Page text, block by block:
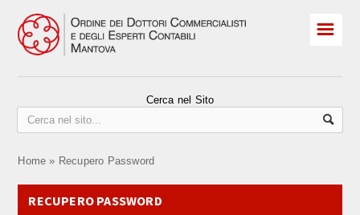
Praticanti
ELEZIONI 2026
Revisori
☰
Cerca nel Sito
Home » Recupero Password
RECUPERO PASSWORD